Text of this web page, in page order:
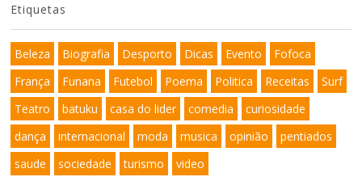
Etiquetas
Beleza Biografia Desporto Dicas Evento
Fofoca
França
Funana Futebol Poema Politica Receitas
Surf
Teatro
batuku casa do lider comedia
curiosidade
dança
internacional moda musica opinião
pentiados
saude
sociedade turismo video